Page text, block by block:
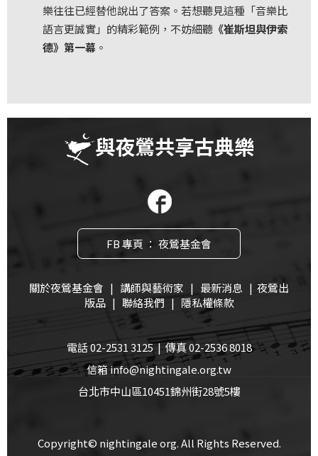
回
樂往往已經替他說出了答案。若想聽見這種「音樂比
語言更誠實」的精彩範例，不妨細聽 《崔斯坦與伊索
德》第一幕 。
與夜鶯共享古典樂
FB 專頁 ： 夜鶯基金會
關於夜鶯基金會 | 講師與藝術家 | 最新消息 | 夜鶯出
版品| 聯絡我們 | 隱私權條款
電話 02-2531 3125 | 傳真 02-2536 8018
信箱 info@nightingale.org.tw
台北市中山區10451錦州街28號5樓
Copyright© nightingale org. All Rights Reserved.